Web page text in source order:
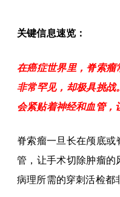
关键信息速览：
在癌症世界里，脊索瘤
非常罕见，却极具挑战
会紧贴着神经和血管，
脊索瘤一旦长在颅底或
管，让手术切除肿瘤的
病理所需的穿刺活检都